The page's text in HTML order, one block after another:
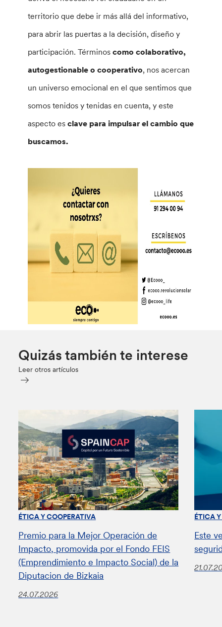
territorio que debe ir más allá del informativo,
para abrir las puertas a la decisión, diseño y
participación. Términos como colaborativo,
autogestionable o cooperativo, nos acercan
un universo emocional en el que sentimos que
somos tenidos y tenidas en cuenta, y este
aspecto es clave para impulsar el cambio que
buscamos.
Quizás también te interese
Leer otros artículos
ÉTICA Y COOPERATIVA
Premio para la Mejor Operación de
Impacto, promovida por el Fondo FEIS
(Emprendimiento e Impacto Social) de la
Diputacion de Bizkaia
24.07.2026
ÉTICA
Este